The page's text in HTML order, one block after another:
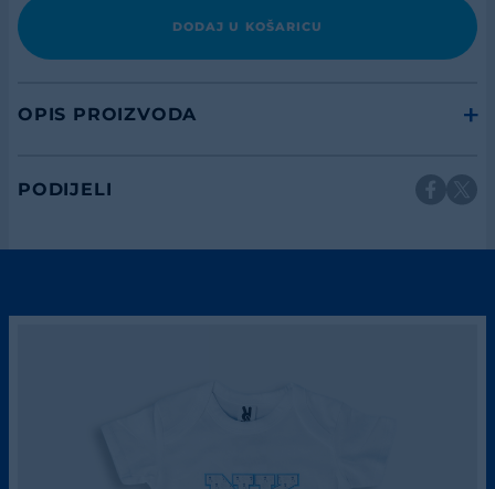
DODAJ U KOŠARICU
OPIS PROIZVODA
PODIJELI